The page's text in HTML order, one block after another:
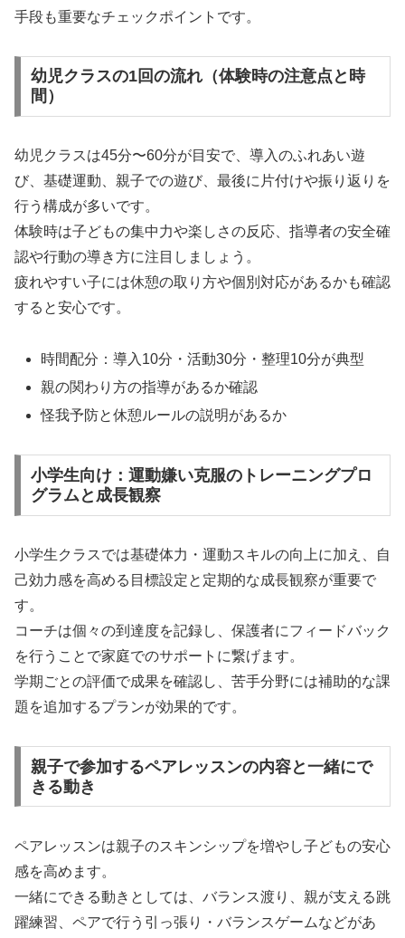
手段も重要なチェックポイントです。
幼児クラスの1回の流れ（体験時の注意点と時
間）
幼児クラスは45分〜60分が目安で、導入のふれあい遊
び、基礎運動、親子での遊び、最後に片付けや振り返りを
行う構成が多いです。
体験時は子どもの集中力や楽しさの反応、指導者の安全確
認や行動の導き方に注目しましょう。
疲れやすい子には休憩の取り方や個別対応があるかも確認
すると安心です。
時間配分：導入10分・活動30分・整理10分が典型
親の関わり方の指導があるか確認
怪我予防と休憩ルールの説明があるか
小学生向け：運動嫌い克服のトレーニングプロ
グラムと成長観察
小学生クラスでは基礎体力・運動スキルの向上に加え、自
己効力感を高める目標設定と定期的な成長観察が重要で
す。
コーチは個々の到達度を記録し、保護者にフィードバック
を行うことで家庭でのサポートに繋げます。
学期ごとの評価で成果を確認し、苦手分野には補助的な課
題を追加するプランが効果的です。
親子で参加するペアレッスンの内容と一緒にで
きる動き
ペアレッスンは親子のスキンシップを増やし子どもの安心
感を高めます。
一緒にできる動きとしては、バランス渡り、親が支える跳
躍練習、ペアで行う引っ張り・バランスゲームなどがあ